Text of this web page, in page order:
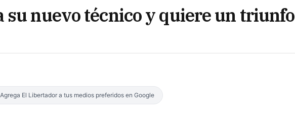
su nuevo técnico y quiere un triunfo
Agrega El Libertador a tus medios preferidos en Google